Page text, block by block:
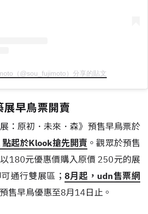
（@sou_fujimoto）分享的貼文
展早鳥票開賣
：原初．未來．森》預售早鳥票於
起於Klook搶先開賣 。觀眾於預售
180元優惠價購入原價 250元的展
通行雙展區； 8月起，udn售票網
預售早鳥優惠至8月14日止。